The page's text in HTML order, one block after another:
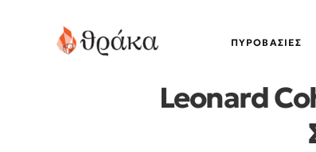
ΠΥΡΟΒΑΣΊΕΣ
Leonard